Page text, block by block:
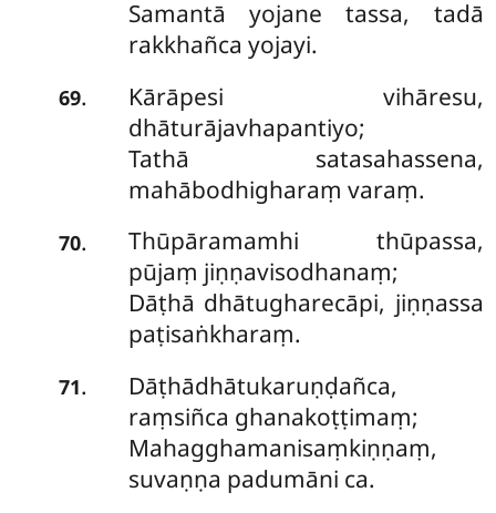
Samantā yojane tassa, tadā
rakkhañca yojayi.
69.
Kārāpesi vihāresu,
dhāturājavhapantiyo;
Tathā satasahassena,
mahābodhigharaṃ varaṃ.
70.
Thūpāramamhi thūpassa,
pūjaṃ jiṇṇavisodhanaṃ;
Dāṭhā dhātugharecāpi, jiṇṇassa
paṭisaṅkharaṃ.
71.
Dāṭhādhātukaruṇḍañca,
raṃsiñca ghanakoṭṭimaṃ;
Mahagghamanisaṃkiṇṇaṃ,
suvaṇṇa padumāni ca.